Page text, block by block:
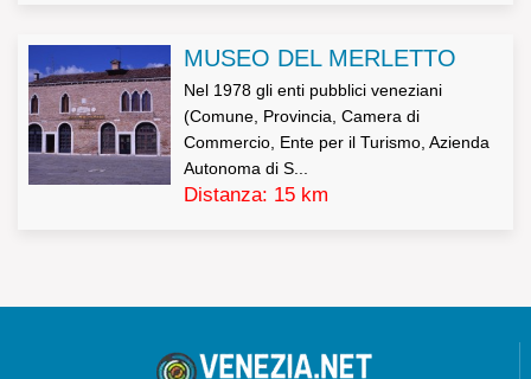
in forma intelligibile.
2. L’interessato ha diritto di ottenere l’indicazione:
a) dell’origine dei dati personali;
e del rappresentante designato ai sensi dell’articolo 5,
MUSEO DEL MERLETTO
Nel 1978 gli enti pubblici veneziani
(Comune, Provincia, Camera di
Commercio, Ente per il Turismo, Azienda
Autonoma di S...
Distanza: 15 km